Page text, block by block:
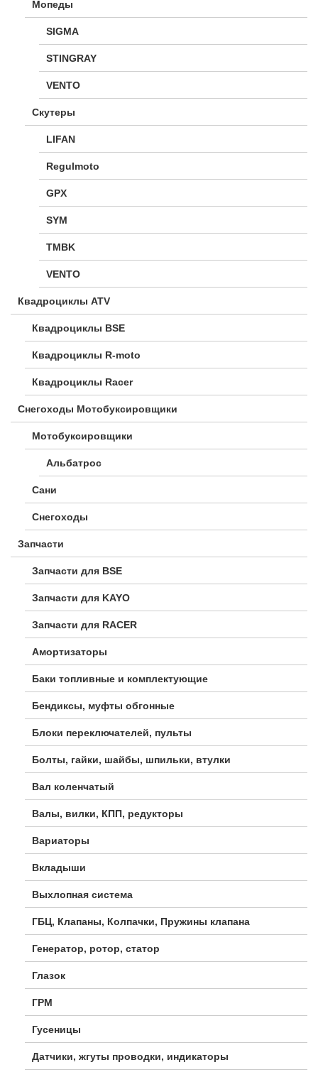
Мопеды
SIGMA
STINGRAY
VENTO
Скутеры
LIFAN
Regulmoto
GPX
SYM
TMBK
VENTO
Квадроциклы ATV
Квадроциклы BSE
Квадроциклы R-moto
Квадроциклы Racer
Снегоходы Мотобуксировщики
Мотобуксировщики
Альбатрос
Сани
Снегоходы
Запчасти
Запчасти для BSE
Запчасти для KAYO
Запчасти для RACER
Амортизаторы
Баки топливные и комплектующие
Бендиксы, муфты обгонные
Блоки переключателей, пульты
Болты, гайки, шайбы, шпильки, втулки
Вал коленчатый
Валы, вилки, КПП, редукторы
Вариаторы
Вкладыши
Выхлопная система
ГБЦ, Клапаны, Колпачки, Пружины клапана
Генератор, ротор, статор
Глазок
ГРМ
Гусеницы
Датчики, жгуты проводки, индикаторы